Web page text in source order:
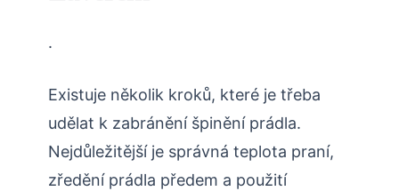
.
Existuje několik kroků, které je třeba
udělat k zabránění špinění prádla.
Nejdůležitější je správná teplota praní,
zředění prádla předem a použití